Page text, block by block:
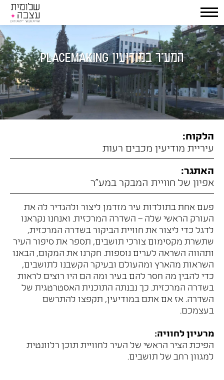
PLACEMAKING המע"ר במודיעין
הלקוח:
עיריית מודיעין מכבים רעות
האתגר:
אפיון של חוויית המבקר במע"ר
פעם אחת בתולדות עיר מזדמן ליצור ולהגדיר לה את
העורק הראשי שלה – השדרה המרכזית. ואנחנו נקראנו
לדגל כדי ליצור את חוויית הביקור בשדרה המרכזית,
שתשרת מקסימום צורכי תושבים, תספר את סיפור העיר
ותהווה השראה לערים נוספות. חקרנו את המקום, הבאנו
השראות מהארץ ומהעולם ובעיקר הקשבנו לתושבים,
כדי להבין מה חסר להם בעיר ומה הם היו רוצים לראות
בשדרה המרכזית. כך נבנתה התוכנית האסטרטגית של
השדרה. אז אם אתם במודיעין, תקפצו להתרשם
בעצמכם.
מרעיון לחוויה:
הפיכת הציר הראשי של העיר לחוויית תוכן רלוונטית
למגוון רחב של תושבים.